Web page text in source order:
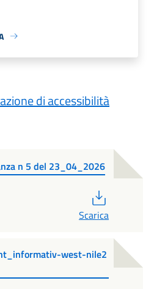
di accessibilità
n 5 del 23_04_2026
Scarica
west-nile2